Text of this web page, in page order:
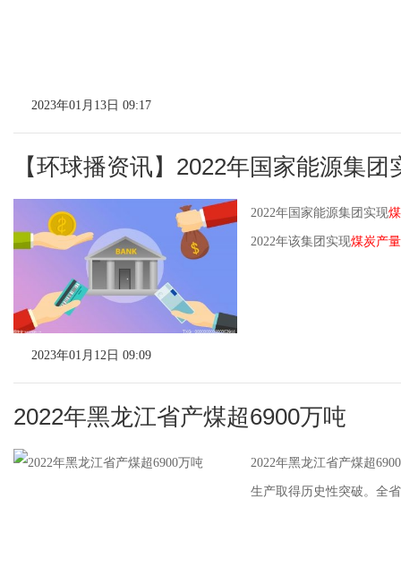
2023年01月13日 09:17
【环球播资讯】2022年国家能源集团
2022年国家能源集团实现
2022年该集团实现煤炭产量
2023年01月12日 09:09
2022年黑龙江省产煤超6900万吨
2022年黑龙江省产煤超
生产取得历史性突破。全